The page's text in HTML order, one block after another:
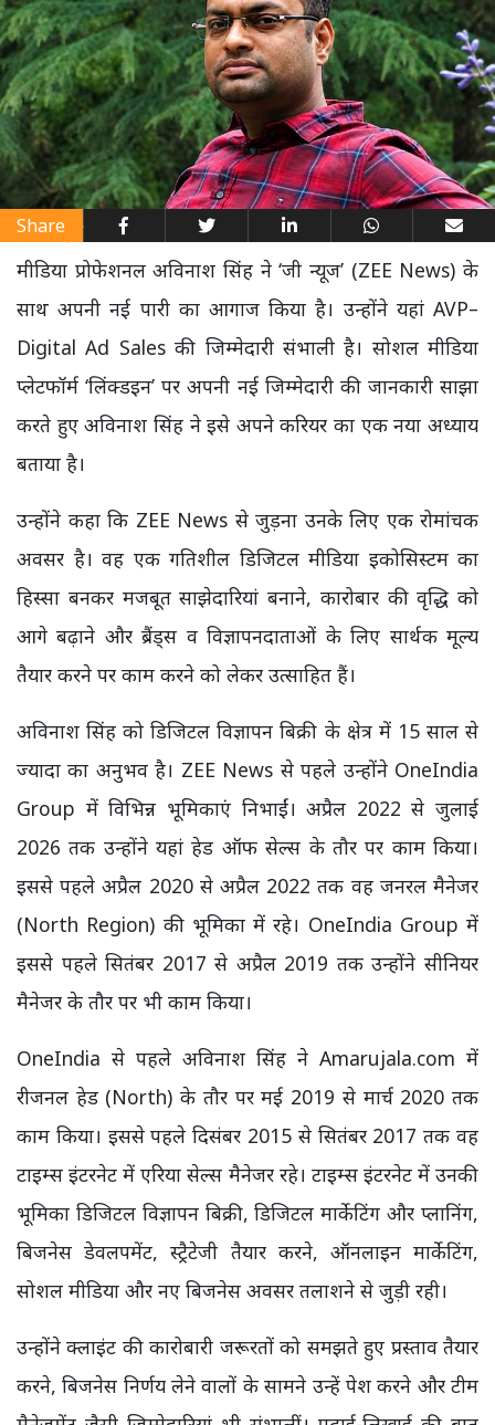
Share
मीडिया प्रोफेशनल अविनाश सिंह ने ‘जी न्यूज’ (ZEE News) के
साथ अपनी नई पारी का आगाज किया है। उन्होंने यहां AVP–
Digital Ad Sales की जिम्मेदारी संभाली है। सोशल मीडिया
प्लेटफॉर्म ‘लिंक्डइन’ पर अपनी नई जिम्मेदारी की जानकारी साझा
करते हुए अविनाश सिंह ने इसे अपने करियर का एक नया अध्याय
बताया है।
उन्होंने कहा कि ZEE News से जुड़ना उनके लिए एक रोमांचक
अवसर है। वह एक गतिशील डिजिटल मीडिया इकोसिस्टम का
हिस्सा बनकर मजबूत साझेदारियां बनाने, कारोबार की वृद्धि को
आगे बढ़ाने और ब्रैंड्स व विज्ञापनदाताओं के लिए सार्थक मूल्य
तैयार करने पर काम करने को लेकर उत्साहित हैं।
अविनाश सिंह को डिजिटल विज्ञापन बिक्री के क्षेत्र में 15 साल से
ज्यादा का अनुभव है। ZEE News से पहले उन्होंने OneIndia
Group में विभिन्न भूमिकाएं निभाईं। अप्रैल 2022 से जुलाई
2026 तक उन्होंने यहां हेड ऑफ सेल्स के तौर पर काम किया।
इससे पहले अप्रैल 2020 से अप्रैल 2022 तक वह जनरल मैनेजर
(North Region) की भूमिका में रहे। OneIndia Group में
इससे पहले सितंबर 2017 से अप्रैल 2019 तक उन्होंने सीनियर
मैनेजर के तौर पर भी काम किया।
OneIndia से पहले अविनाश सिंह ने Amarujala.com में
रीजनल हेड (North) के तौर पर मई 2019 से मार्च 2020तक
काम किया। इससे पहले दिसंबर 2015 से सितंबर 2017तक वह
टाइम्स इंटरनेट में एरिया सेल्स मैनेजर रहे। टाइम्स इंटरनेट में उनकी
भूमिका डिजिटल विज्ञापन बिक्री, डिजिटल मार्केटिंग और प्लानिंग,
बिजनेस डेवलपमेंट, स्ट्रैटेजी तैयार करने, ऑनलाइन मार्केटिंग,
सोशल मीडिया और नए बिजनेस अवसर तलाशने से जुड़ी रही।
उन्होंने क्लाइंट की कारोबारी जरूरतों को समझते हुए प्रस्ताव तैयार
करने, बिजनेस निर्णय लेने वालों के सामने उन्हें पेश करने और टीम